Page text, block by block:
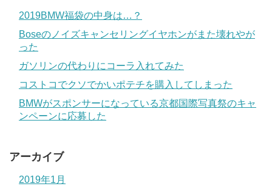
2019BMW福袋の中身は…？
Boseのノイズキャンセリングイヤホンがまた壊れやが
った
ガソリンの代わりにコーラ入れてみた
コストコでクソでかいポテチを購入してしまった
BMWがスポンサーになっている京都国際写真祭のキャ
ンペーンに応募した
アーカイブ
2019年1月